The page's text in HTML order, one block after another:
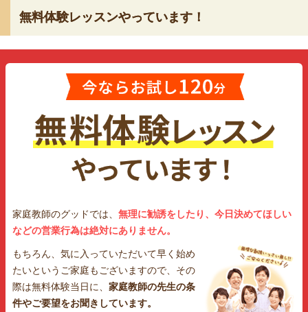
無料体験レッスンやっています！
家庭教師のグッドでは、 無理に勧誘をしたり、今日決めてほしい
などの営業行為は絶対にありません。
もちろん、気に入っていただいて早く始め
たいというご家庭もございますので、その
際は無料体験当日に、 家庭教師の先生の条
件やご要望をお聞きしています。